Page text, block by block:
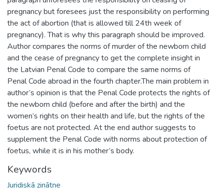
pregnancy but foresees just the responsibility on performing
the act of abortion (that is allowed till 24th week of
pregnancy). That is why this paragraph should be improved.
Author compares the norms of murder of the newborn child
and the cease of pregnancy to get the complete insight in
the Latvian Penal Code to compare the same norms of
Penal Code abroad in the fourth chapter.The main problem in
author’s opinion is that the Penal Code protects the rights of
the newborn child (before and after the birth) and the
women’s rights on their health and life, but the rights of the
foetus are not protected. At the end author suggests to
supplement the Penal Code with norms about protection of
foetus, while it is in his mother’s body.
Keywords
Juridiskā zinātne